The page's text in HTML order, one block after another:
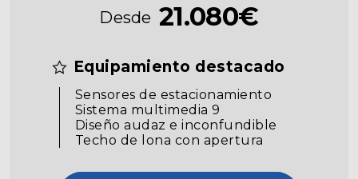
Desde 21.080€
Equipamiento destacado
Sensores de estacionamiento
Sistema multimedia 9
Diseño audaz e inconfundible
Techo de lona con apertura